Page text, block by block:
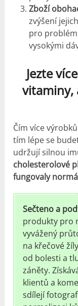
Zboží
zvýšení
pro
vysokými
Jezte
vitaminy,
Čím více
tím lépe se
udržují silnou
cholesterolové
fungovaly
Sečteno a
produkty pro
vyvážený
na křečové
od bolesti a
záněty.
klientů a
sdílejí